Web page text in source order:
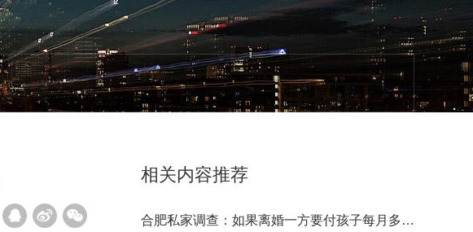
相关内容推荐
合肥私家调查：如果离婚一方要付孩子每月多少抚养费